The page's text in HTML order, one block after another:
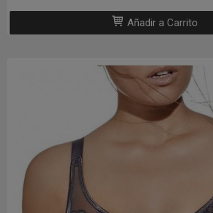
Añadir a Carrito